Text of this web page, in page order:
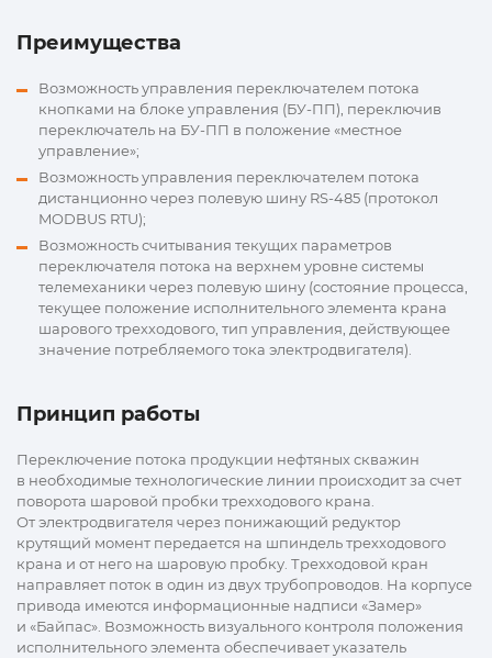
Преимущества
Возможность управления переключателем потока
кнопками на блоке управления (БУ-ПП), переключив
переключатель на БУ-ПП в положение «местное
управление»;
Возможность управления переключателем потока
дистанционно через полевую шину RS-485 (протокол
MODBUS RTU);
Возможность считывания текущих параметров
переключателя потока на верхнем уровне системы
телемеханики через полевую шину (состояние процесса,
текущее положение исполнительного элемента крана
шарового трехходового, тип управления, действующее
значение потребляемого тока электродвигателя).
Принцип работы
Переключение потока продукции нефтяных скважин
в необходимые технологические линии происходит за счет
поворота шаровой пробки трехходового крана.
От электродвигателя через понижающий редуктор
крутящий момент передается на шпиндель трехходового
крана и от него на шаровую пробку. Трехходовой кран
направляет поток в один из двух трубопроводов. На корпусе
привода имеются информационные надписи «Замер»
и «Байпас». Возможность визуального контроля положения
исполнительного элемента обеспечивает указатель